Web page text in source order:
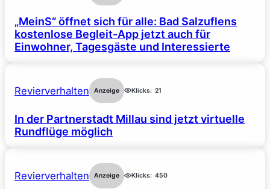
„MeinS“ öffnet sich für alle: Bad Salzuflens
kostenlose Begleit-App jetzt auch für
Einwohner, Tagesgäste und Interessierte
Revierverhalten Anzeige Klicks: 21
In der Partnerstadt Millau sind jetzt virtuelle
Rundflüge möglich
Revierverhalten Anzeige Klicks: 450